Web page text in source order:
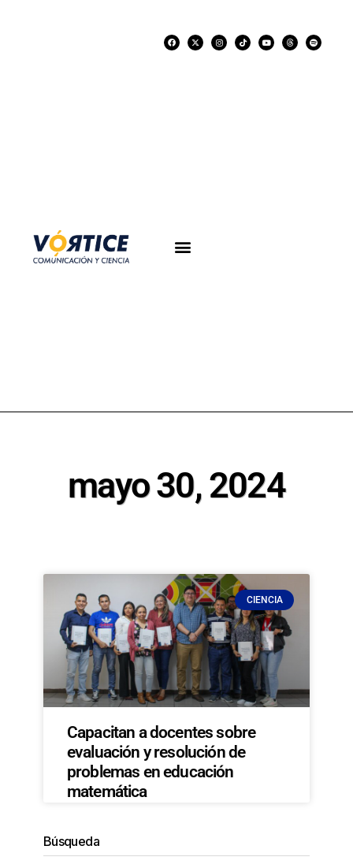
mayo 30, 2024
CIENCIA
Capacitan a docentes sobre
evaluación y resolución de
problemas en educación
matemática
Búsqueda